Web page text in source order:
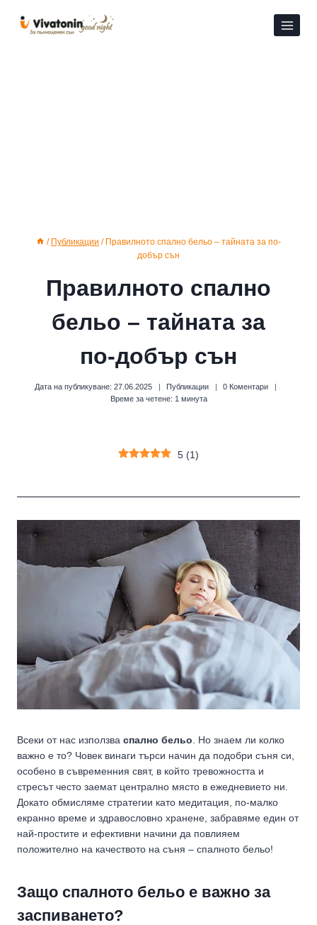
съдържанието
/ Публикации / Правилното спално бельо – тайната за по-
добър сън
Правилното спално
бельо – тайната за
по-добър сън
Дата на публикуване: 27.06.2025 Публикации
0 Коментари
Време за четене: 1 минута
5 (1)
Всеки от нас използва спално бельо . Но знаем ли колко
важно е то? Човек винаги търси начин да подобри съня си,
особено в съвременния свят, в който тревожността и
стресът често заемат централно място в ежедневието ни.
Докато обмисляме стратегии като медитация, по-малко
екранно време и здравословно хранене, забравяме един от
най-простите и ефективни начини да повлияем
положително на качеството на съня – спалното бельо!
Защо спалното бельо е важно за
заспиването?